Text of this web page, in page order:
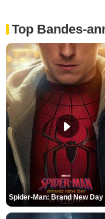
Top Bandes-